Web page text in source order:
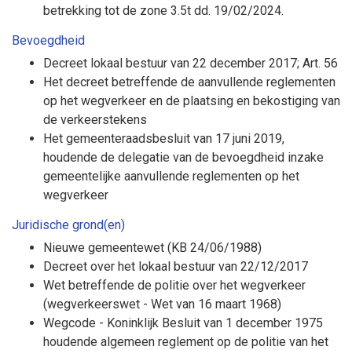
betrekking tot de zone 3.5t dd. 19/02/2024.
Bevoegdheid
Decreet lokaal bestuur van 22 december 2017; Art. 56
Het decreet betreffende de aanvullende reglementen
op het wegverkeer en de plaatsing en bekostiging van
de verkeerstekens
Het gemeenteraadsbesluit van 17 juni 2019,
houdende de delegatie van de bevoegdheid inzake
gemeentelijke aanvullende reglementen op het
wegverkeer
Juridische grond(en)
Nieuwe gemeentewet (KB 24/06/1988)
Decreet over het lokaal bestuur van 22/12/2017
Wet betreffende de politie over het wegverkeer
(wegverkeerswet - Wet van 16 maart 1968)
Wegcode - Koninklijk Besluit van 1 december 1975
houdende algemeen reglement op de politie van het